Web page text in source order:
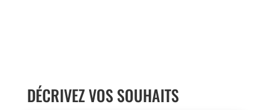
DÉCRIVEZ VOS SOUHAITS